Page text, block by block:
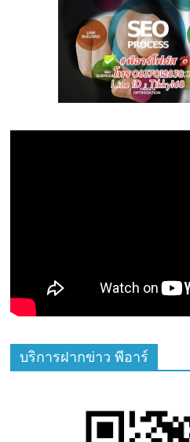
บริการฝากข่าว พีอาร์